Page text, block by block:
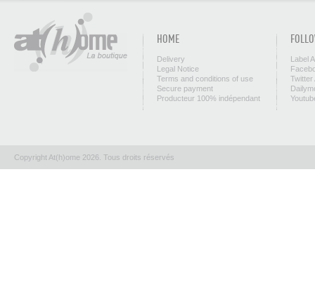
HOME
Delivery
Legal Notice
Terms and conditions of use
Secure payment
Producteur 100% indépendant
Label
Twitter
Copyright At(h)ome 2026. Tous droits réservés